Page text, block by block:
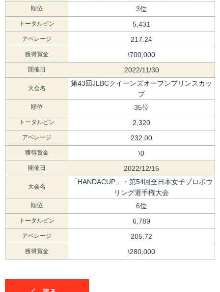
順位 3位
トータルピン 5,431
アベレージ 217.24
獲得賞金 \700,000
開催日 2022/11/30
大会名
第43回JLBCクイーンズオープンプリンスカッ
プ
順位 35位
トータルピン 2,320
アベレージ 232.00
獲得賞金 \0
開催日 2022/12/15
大会名
「HANDACUP」・第54回全日本女子プロボウ
リング選手権大会
順位 6位
トータルピン 6,789
アベレージ 205.72
獲得賞金 \280,000